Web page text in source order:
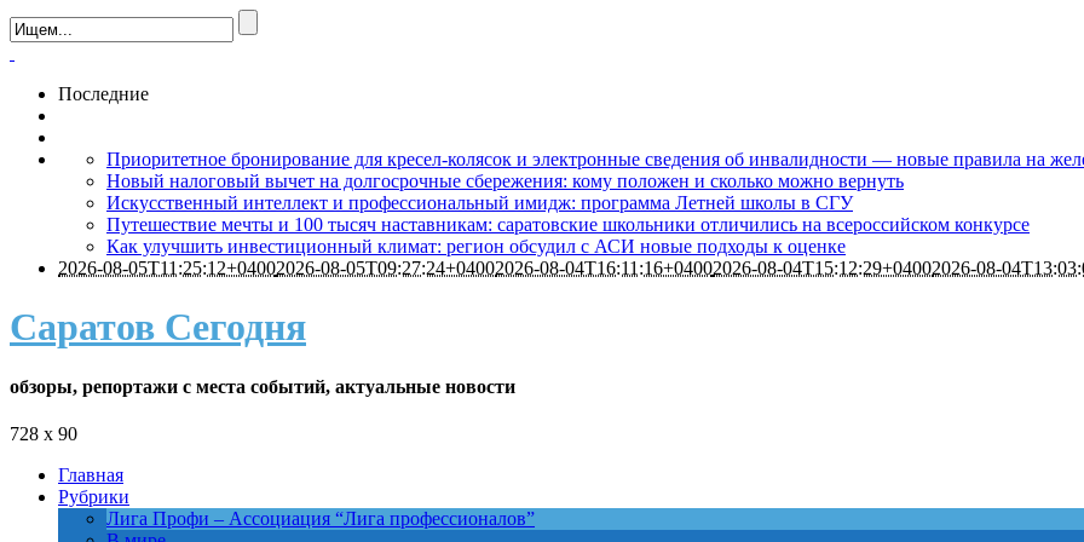
Последние
Приоритетное бронирование для кресел-колясок и электронные сведения об инвалидности — новые правила на
Новый налоговый вычет на долгосрочные сбережения: кому положен и сколько можно вернуть
Искусственный интеллект и профессиональный имидж: программа Летней школы в СГУ
Путешествие мечты и 100 тысяч наставникам: саратовские школьники отличились на всероссийском конкурсе
Как улучшить инвестиционный климат: регион обсудил с АСИ новые подходы к оценке
2026-08-05T11:25:12+04002026-08-05T09:27:24+04002026-08-04T16:11:16+04002026-08-04T15:12:29+04002026-08-
Саратов Сегодня
обзоры, репортажи с места событий, актуальные новости
728 x 90
Главная
Рубрики
Лига Профи – Ассоциация “Лига профессионалов”